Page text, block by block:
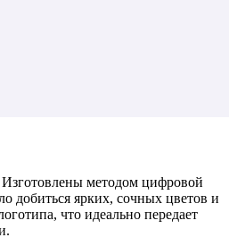
Изготовлены методом цифровой
добиться ярких, сочных цветов и
что идеально передает